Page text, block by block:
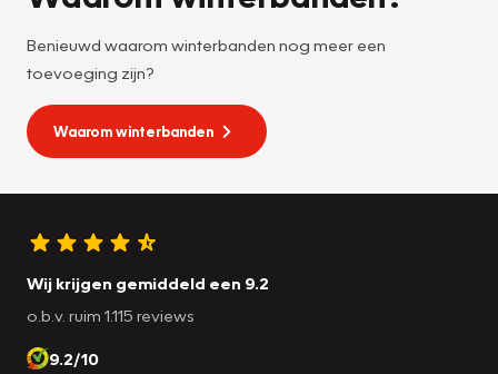
Benieuwd waarom winterbanden nog meer een
toevoeging zijn?
Waarom winterbanden
Wij krijgen gemiddeld een 9.2
o.b.v. ruim 1.115 reviews
9.2/10